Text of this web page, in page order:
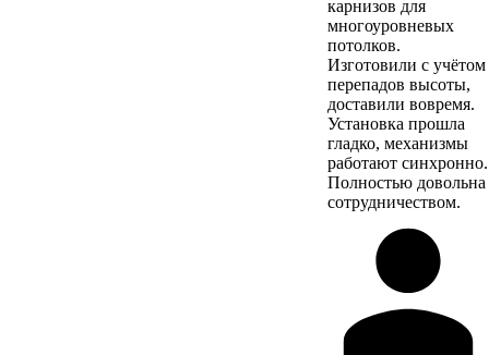
карнизов для
многоуровневых
потолков.
Изготовили с учётом
перепадов высоты,
доставили вовремя.
Установка прошла
гладко, механизмы
работают синхронно.
Полностью довольна
сотрудничеством.